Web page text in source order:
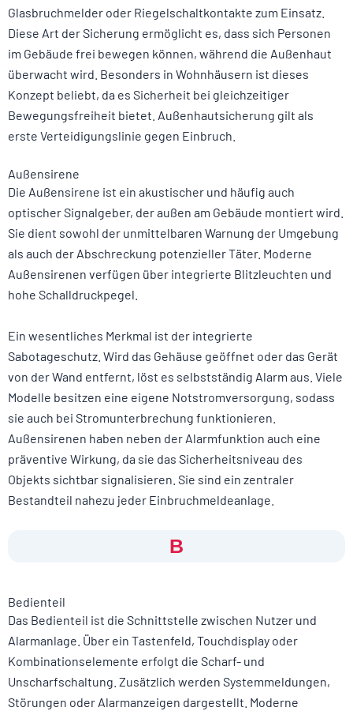
Glasbruchmelder oder Riegelschaltkontakte zum Einsatz.
Diese Art der Sicherung ermöglicht es, dass sich Personen
im Gebäude frei bewegen können, während die Außenhaut
überwacht wird. Besonders in Wohnhäusern ist dieses
Konzept beliebt, da es Sicherheit bei gleichzeitiger
Bewegungsfreiheit bietet. Außenhautsicherung gilt als
erste Verteidigungslinie gegen Einbruch.
Außensirene
Die Außensirene ist ein akustischer und häufig auch
optischer Signalgeber, der außen am Gebäude montiert wird.
Sie dient sowohl der unmittelbaren Warnung der Umgebung
als auch der Abschreckung potenzieller Täter. Moderne
Außensirenen verfügen über integrierte Blitzleuchten und
hohe Schalldruckpegel.
Ein wesentliches Merkmal ist der integrierte
Sabotageschutz. Wird das Gehäuse geöffnet oder das Gerät
von der Wand entfernt, löst es selbstständig Alarm aus. Viele
Modelle besitzen eine eigene Notstromversorgung, sodass
sie auch bei Stromunterbrechung funktionieren.
Außensirenen haben neben der Alarmfunktion auch eine
präventive Wirkung, da sie das Sicherheitsniveau des
Objekts sichtbar signalisieren. Sie sind ein zentraler
Bestandteil nahezu jeder Einbruchmeldeanlage.
B
Bedienteil
Das Bedienteil ist die Schnittstelle zwischen Nutzer und
Alarmanlage. Über ein Tastenfeld, Touchdisplay oder
Kombinationselemente erfolgt die Scharf- und
Unscharfschaltung. Zusätzlich werden Systemmeldungen,
Störungen oder Alarmanzeigen dargestellt. Moderne